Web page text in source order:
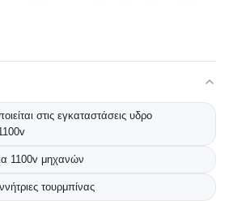
στις εγκαταστάσεις υδρο
1100v μηχανών
τουρμπίνας